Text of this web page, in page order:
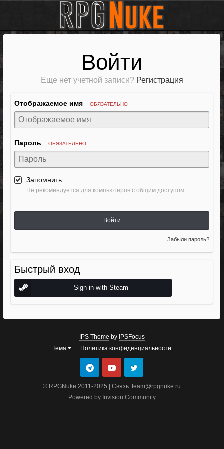
Войти
Еще нет учетной записи? Регистрация
Отображаемое имя ОБЯЗАТЕЛЬНО
Пароль ОБЯЗАТЕЛЬНО
Запомнить
Не рекомендуется для компьютеров с общим доступом
Войти
Забыли пароль?
Быстрый вход
Sign in with Steam
IPS Theme by IPSFocus
Тема
Политика конфиденциальности
© RPGNuke 2011-2025 | Связь: team@rpgnuke.ru
Powered by Invision Community